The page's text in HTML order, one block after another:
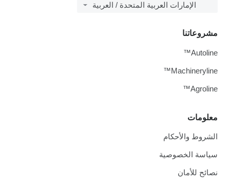
الإمارات العربية المتحدة / العربية
معلومات
الشروط والأحكام
سياسة الخصوصية
نصائح للأمان
مشروعاتنا
Autoline™
Machineryline™
Agroline™